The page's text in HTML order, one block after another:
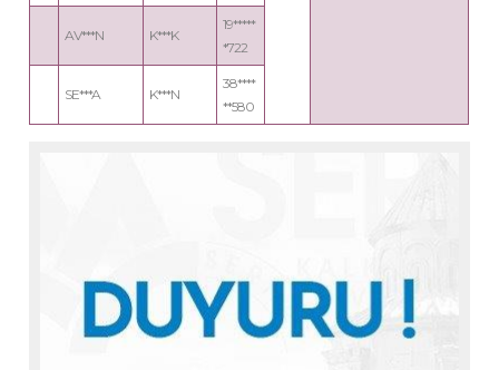
AV***N K***K
19*****
*722
SE***A K***N
38****
**580